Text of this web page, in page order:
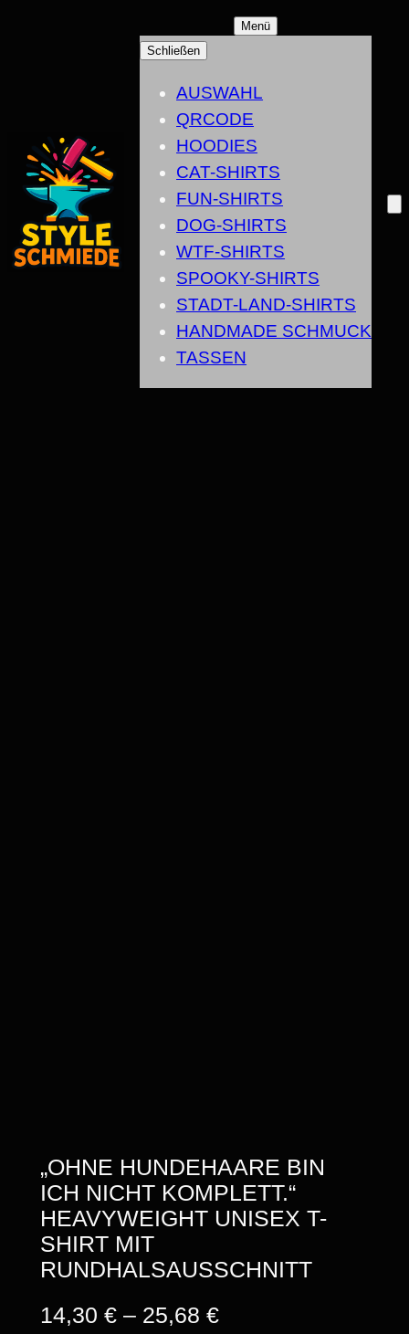
Menü
Schließen
AUSWAHL
QRCODE
HOODIES
CAT-SHIRTS
FUN-SHIRTS
DOG-SHIRTS
WTF-SHIRTS
SPOOKY-SHIRTS
STADT-LAND-SHIRTS
HANDMADE SCHMUCK
TASSEN
„OHNE HUNDEHAARE BIN
ICH NICHT KOMPLETT.“
HEAVYWEIGHT UNISEX T-
SHIRT MIT
RUNDHALSAUSSCHNITT
14,30 € – 25,68 €P